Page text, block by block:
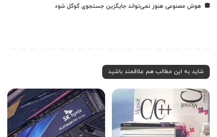
هوش مصنوعی هنوز نمی‌تواند جایگزین جستجوی گوگل شود
شاید به این مطالب هم علاقمند باشید